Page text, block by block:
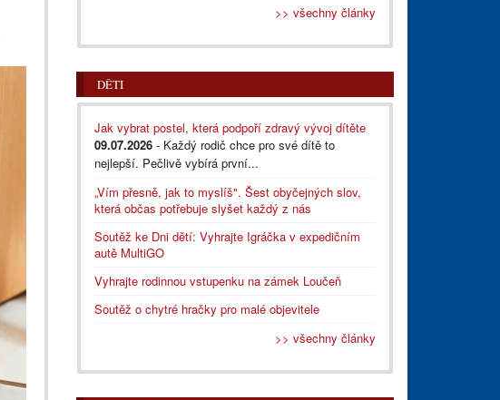
>> všechny články
DĚTI
Jak vybrat postel, která podpoří zdravý vývoj dítěte
09.07.2026 - Každý rodič chce pro své dítě to
nejlepší. Pečlivě vybírá první...
„Vím přesně, jak to myslíš". Šest obyčejných slov,
která občas potřebuje slyšet každý z nás
Soutěž ke Dni dětí: Vyhrajte Igráčka v expedičním
autě MultiGO
Vyhrajte rodinnou vstupenku na zámek Loučeň
Soutěž o chytré hračky pro malé objevitele
>> všechny články